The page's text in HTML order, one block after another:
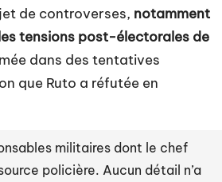
de controverses, notamment
tensions post-électorales de
dans des tentatives
que Ruto a réfutée en
militaires dont le chef
policière. Aucun détail n’a